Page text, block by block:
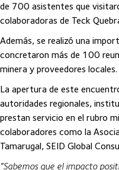
de 700 asistentes que
colaboradoras de Teck
Además, se realizó una
concretaron más de 100
minera y proveedores locales.
La apertura de este
autoridades regionales,
prestan servicio en el rubro
colaboradores como la
Tamarugal, SEID Global
“Sabemos que el impacto